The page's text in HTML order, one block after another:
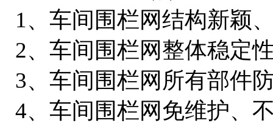
1、车间围栏网结构新颖
2、车间围栏网整体稳定
3、车间围栏网所有部件
4、车间围栏网免维护、